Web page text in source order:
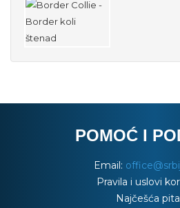
POMOĆ I
Email:
Pravila i uslovi
Najčešća